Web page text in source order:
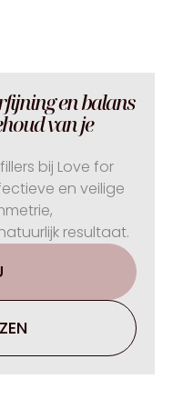
en balans
van je
bij Love for
en veilige
resultaat.